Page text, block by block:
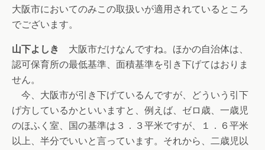
大阪市においてのみこの取扱いが適用されているところ
でございます。
山下よしき
大阪市だけなんですね。ほかの自治体は、
認可保育所の最低基準、面積基準を引き下げてはおりま
せん。
今、大阪市が引き下げているんですが、どういう引下
げ方しているかといいますと、例えば、ゼロ歳、一歳児
のほふく室、国の基準は３．３平米ですが、１．６平米
以上、半分でいいと言っています。それから、二歳児以